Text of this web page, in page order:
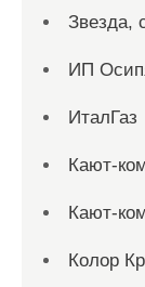
Звезда,
ИП
ИталГаз
Кают-
Кают-
Колор